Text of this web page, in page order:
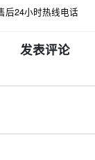
后24小时热线电话
发表评论